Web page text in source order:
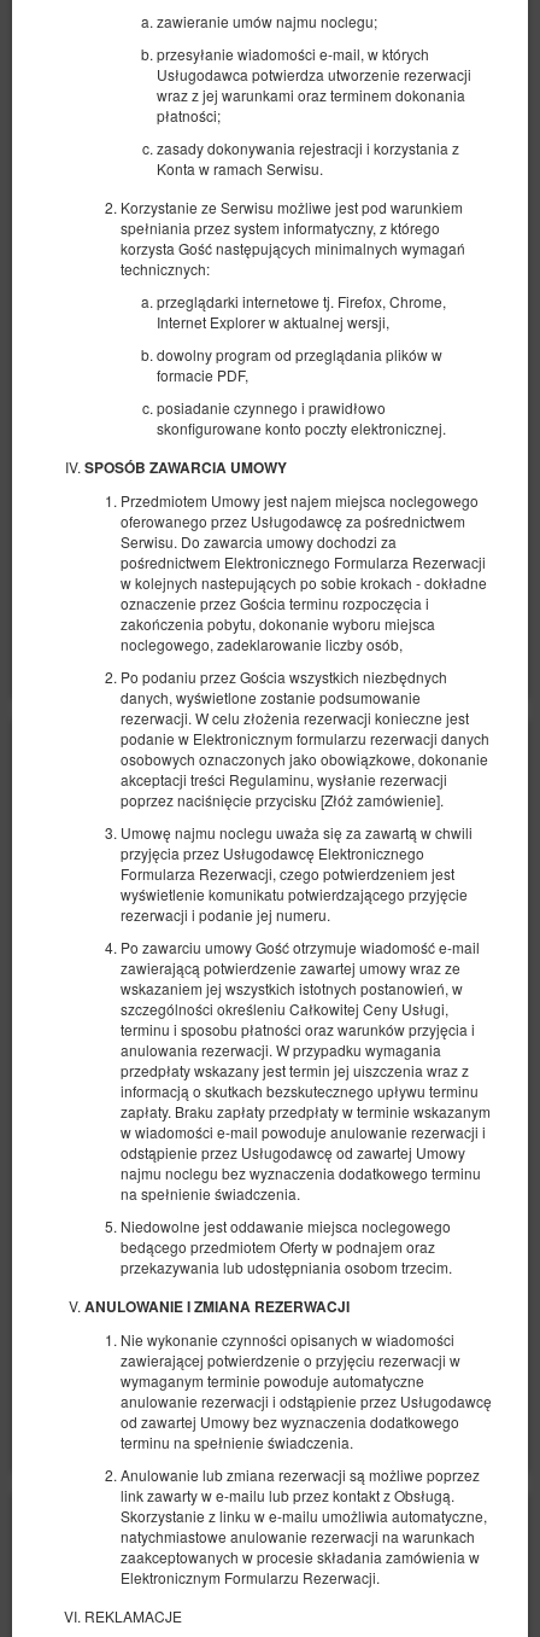
zawieranie umów najmu noclegu;
przesyłanie wiadomości e-mail, w których
Usługodawca potwierdza utworzenie rezerwacji
wraz z jej warunkami oraz terminem dokonania
płatności;
zasady dokonywania rejestracji i korzystania z
Konta w ramach Serwisu.
Korzystanie ze Serwisu możliwe jest pod warunkiem
spełniania przez system informatyczny, z którego
korzysta Gość następujących minimalnych wymagań
technicznych:
przeglądarki internetowe tj. Firefox, Chrome,
Internet Explorer w aktualnej wersji,
dowolny program od przeglądania plików w
formacie PDF,
posiadanie czynnego i prawidłowo
skonfigurowane konto poczty elektronicznej.
SPOSÓB ZAWARCIA UMOWY
Przedmiotem Umowy jest najem miejsca noclegowego
oferowanego przez Usługodawcę za pośrednictwem
Serwisu. Do zawarcia umowy dochodzi za
pośrednictwem Elektronicznego Formularza Rezerwacji
w kolejnych nastepujących po sobie krokach - dokładne
oznaczenie przez Gościa terminu rozpoczęcia i
zakończenia pobytu, dokonanie wyboru miejsca
noclegowego, zadeklarowanie liczby osób,
Po podaniu przez Gościa wszystkich niezbędnych
danych, wyświetlone zostanie podsumowanie
rezerwacji. W celu złożenia rezerwacji konieczne jest
podanie w Elektronicznym formularzu rezerwacji danych
osobowych oznaczonych jako obowiązkowe, dokonanie
akceptacji treści Regulaminu, wysłanie rezerwacji
poprzez naciśnięcie przycisku [Złóż zamówienie].
Umowę najmu noclegu uważa się za zawartą w chwili
przyjęcia przez Usługodawcę Elektronicznego
Formularza Rezerwacji, czego potwierdzeniem jest
wyświetlenie komunikatu potwierdzającego przyjęcie
rezerwacji i podanie jej numeru.
Po zawarciu umowy Gość otrzymuje wiadomość e-mail
zawierającą potwierdzenie zawartej umowy wraz ze
wskazaniem jej wszystkich istotnych postanowień, w
szczególności określeniu Całkowitej Ceny Usługi,
terminu i sposobu płatności oraz warunków przyjęcia i
anulowania rezerwacji. W przypadku wymagania
przedpłaty wskazany jest termin jej uiszczenia wraz z
informacją o skutkach bezskutecznego upływu terminu
zapłaty. Braku zapłaty przedpłaty w terminie wskazanym
w wiadomości e-mail powoduje anulowanie rezerwacji i
odstąpienie przez Usługodawcę od zawartej Umowy
najmu noclegu bez wyznaczenia dodatkowego terminu
na spełnienie świadczenia.
Niedowolne jest oddawanie miejsca noclegowego
bedącego przedmiotem Oferty w podnajem oraz
przekazywania lub udostępniania osobom trzecim.
ANULOWANIE I ZMIANA REZERWACJI
Nie wykonanie czynności opisanych w wiadomości
zawierającej potwierdzenie o przyjęciu rezerwacji w
wymaganym terminie powoduje automatyczne
anulowanie rezerwacji i odstąpienie przez Usługodawcę
od zawartej Umowy bez wyznaczenia dodatkowego
terminu na spełnienie świadczenia.
Anulowanie lub zmiana rezerwacji są możliwe poprzez
link zawarty w e-mailu lub przez kontakt z Obsługą.
Skorzystanie z linku w e-mailu umożliwia automatyczne,
natychmiastowe anulowanie rezerwacji na warunkach
zaakceptowanych w procesie składania zamówienia w
Elektronicznym Formularzu Rezerwacji.
REKLAMACJE
Grey Apartment! Przytulny apartament dla
pow. 25,00 m
1 sypialnia
1 sofa rozkładana (Sofa Bed)
2 osoby / 2 noce
Łóżeczko dla niemowlaka
Udostępnij
Szczegóły
Pokaż oferty
Beautiful, original studio in unique house.
Dostępna liczba: 1
pow. 28,00 m2
1 sypialnia
1 sofa rozkładana (Sofa Bed)
427,16 zł
Łóżeczko dla niemowlaka
Udostępnij
Szczegóły Dostępność
Pokaż oferty